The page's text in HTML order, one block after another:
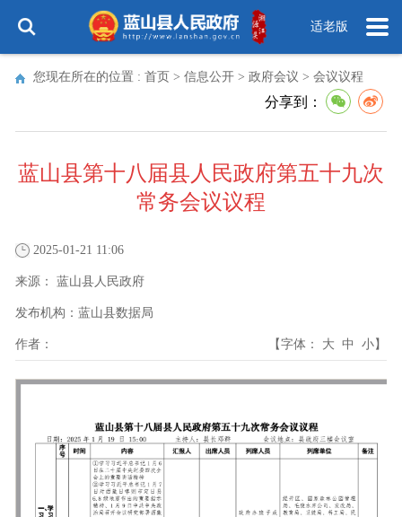
适老版
您现在所在的位置 : 首页 > 信息公开 > 政府会议 > 会议议程
分享到：
蓝山县第十八届县人民政府第五十九次
常务会议议程
2025-01-21 11:06
来源： 蓝山县人民政府
发布机构： 蓝山县数据局
作者： 【字体： 大 中 小】